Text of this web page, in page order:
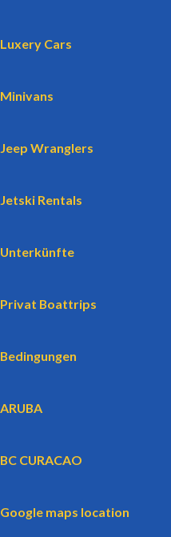
Luxery Cars
Minivans
Jeep Wranglers
Jetski Rentals
Unterkünfte
Privat Boattrips
Bedingungen
ARUBA
BC CURACAO
Google maps location